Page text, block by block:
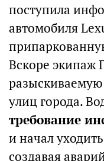
поступила
автомобиля
Вскоре экипаж
улиц города.
требование
и начал
создавая